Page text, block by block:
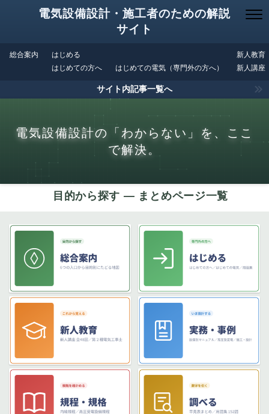
電気設備設計・施工者のための解説
サイト
総合案内
はじめる
はじめての方へ
はじめての電気（専門外の方へ）
新人教育
新人講座
サイト内記事一覧へ
電気設備設計の「わからない」を、ここ
で解決。